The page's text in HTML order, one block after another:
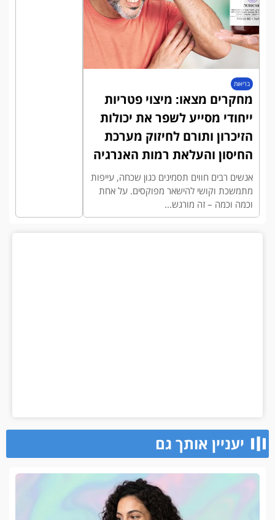
בריאות
מחקרים מצאו: מיצוי פטריות
ייחודי מסייע לשפר את יכולות
הזיכרון ותורם לחיזוק מערכת
החיסון והעלאת רמות האנרגיה
אנשים רבים חווים תסמינים כגון שכחה, עייפות
מתמשכת וקושי להישאר מפוקסים. על אחת
וכמה וכמה – זה מורגש...
יעניין אותך גם